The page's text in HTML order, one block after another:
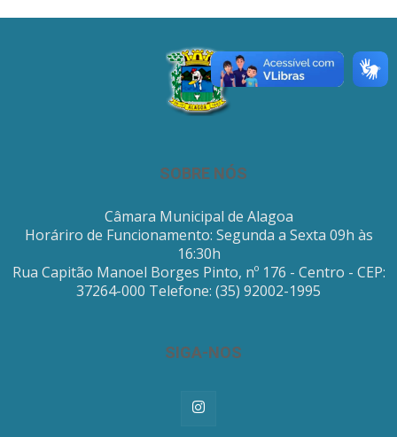
SOBRE NÓS
Câmara Municipal de Alagoa
Horáriro de Funcionamento: Segunda a Sexta 09h às
16:30h
Rua Capitão Manoel Borges Pinto, nº 176 - Centro - CEP:
37264-000 Telefone: (35) 92002-1995
SIGA-NOS